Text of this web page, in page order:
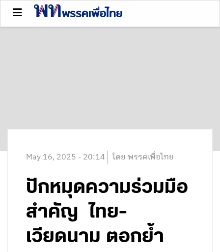
May 16, 2025 - 20:14 โดย พรรคเพื่อไทย
ปักหมุดความร่วมมือ
สำคัญ ไทย-
เวียดนาม ตอกย้ำ